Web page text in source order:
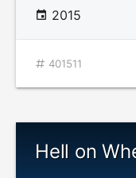
2015
401511
Hell on